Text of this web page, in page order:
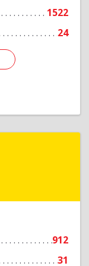
1522
24
912
31